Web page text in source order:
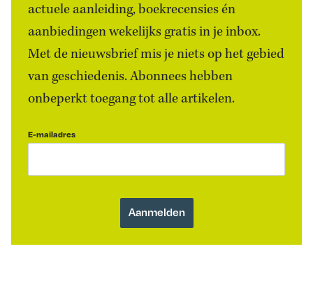
actuele aanleiding, boekrecensies én
aanbiedingen wekelijks gratis in je inbox.
Met de nieuwsbrief mis je niets op het gebied
van geschiedenis. Abonnees hebben
onbeperkt toegang tot alle artikelen.
E-mailadres